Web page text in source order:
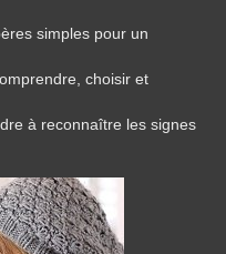
simples pour un
choisir et
à reconnaître les signes